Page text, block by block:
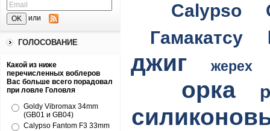
или
ГОЛОСОВАНИЕ
Какой из ниже
перечисленных воблеров
Вас больше всего порадовал
при ловле Головля
Goldy Vibromax 34mm
(GB01 и GB04)
Calypso Fantom F3 33mm
Calypso
Гамакатсу
джиг
жерех
орка